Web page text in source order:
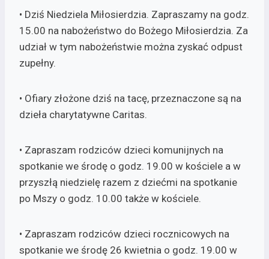
• Dziś Niedziela Miłosierdzia. Zapraszamy na godz.
15.00 na nabożeństwo do Bożego Miłosierdzia. Za
udział w tym nabożeństwie można zyskać odpust
zupełny.
• Ofiary złożone dziś na tacę, przeznaczone są na
dzieła charytatywne Caritas.
• Zapraszam rodziców dzieci komunijnych na
spotkanie we środę o godz. 19.00 w kościele a w
przyszłą niedzielę razem z dziećmi na spotkanie
po Mszy o godz. 10.00 także w kościele.
• Zapraszam rodziców dzieci rocznicowych na
spotkanie we środę 26 kwietnia o godz. 19.00 w